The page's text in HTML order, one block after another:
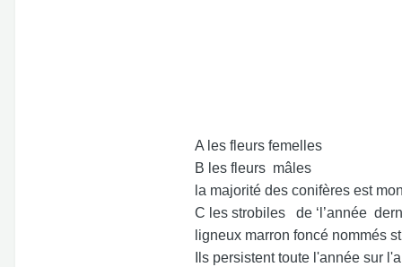
A les fleurs femelles
B les fleurs mâles
la majorité des conifères est
C les strobiles de ‘l’année
ligneux marron foncé nommés
Ils persistent toute l'année sur